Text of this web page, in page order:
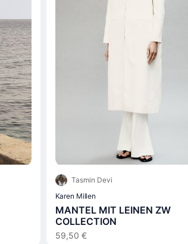
Tasmin Devi
Karen Millen
MANTEL MIT LEINEN ZW
COLLECTION
59,50 €